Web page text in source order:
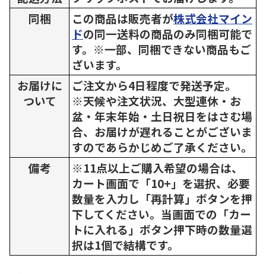
同梱
この商品は販売者が株式会社マイン
ドの同一送料の商品のみ同梱可能で
す。※一部、同梱できない商品もご
ざいます。
お届けに
ついて
ご注文から4日程度で発送予定。
※天候や注文状況、大型連休・お
盆・年末年始・土日祝日をはさむ場
合、お届けが遅れることがございま
すのであらかじめご了承ください。
備考
※11点以上ご購入希望の場合は、
カート画面で「10+」を選択、必要
数量を入力し「再計算」ボタンを押
下してください。当画面での「カー
トに入れる」ボタン押下時の数量選
択は1個で結構です。